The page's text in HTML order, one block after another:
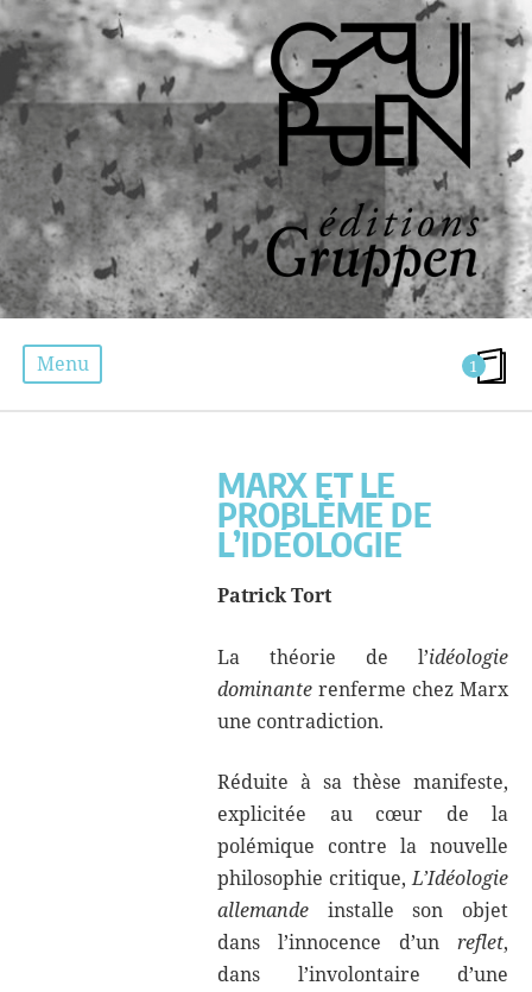
Menu 1
MARX ET LE PROBLÈME DE L’IDÉOLOGIE
MARX ET LE
PROBLÈME DE
L’IDÉOLOGIE
Patrick Tort
La théorie de l’idéologie
dominanterenferme chez Marx
une contradiction.
Réduite à sa thèse manifeste,
explicitée au cœur de la
polémique contre la nouvelle
philosophie critique,L’Idéologie
allemande installe son objet
dans l’innocence d’un reflet,
dans l’involontaire d’une